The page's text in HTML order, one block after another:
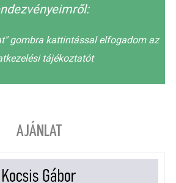
gombra kattintással elfogadom az
tájékoztatót
AJÁNLAT